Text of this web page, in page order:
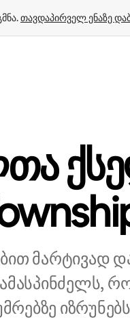
თავდაპირველ ენაზე
მარტივად